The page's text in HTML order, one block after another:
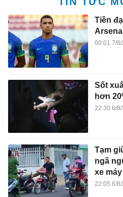
Tiền
00:01 7/
Sốt
hơn
22:30 6/
Tạm
ngã
xe
22:05 6/